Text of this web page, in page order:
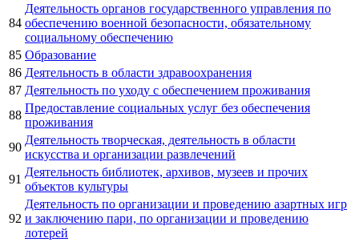
84
Деятельность органов государственного управления по
обеспечению военной безопасности, обязательному
социальному обеспечению
85 Образование
86 Деятельность в области здравоохранения
87 Деятельность по уходу с обеспечением проживания
88
Предоставление социальных услуг без обеспечения
проживания
90
Деятельность творческая, деятельность в области
искусства и организации развлечений
91
Деятельность библиотек, архивов, музеев и прочих
объектов культуры
92
Деятельность по организации и проведению азартных игр
и заключению пари, по организации и проведению
лотерей